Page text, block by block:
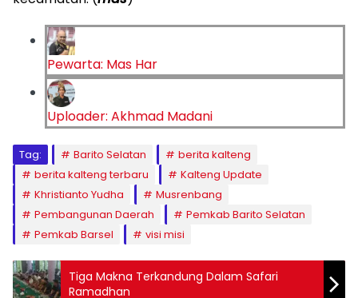
Pewarta: Mas Har
Uploader: Akhmad Madani
Tag: Barito Selatan
berita kalteng
berita kalteng terbaru
Kalteng Update
Khristianto Yudha
Musrenbang
Pembangunan Daerah
Pemkab Barito Selatan
Pemkab Barsel
visi misi
Tiga Makna Terkandung Dalam Safari
Ramadhan